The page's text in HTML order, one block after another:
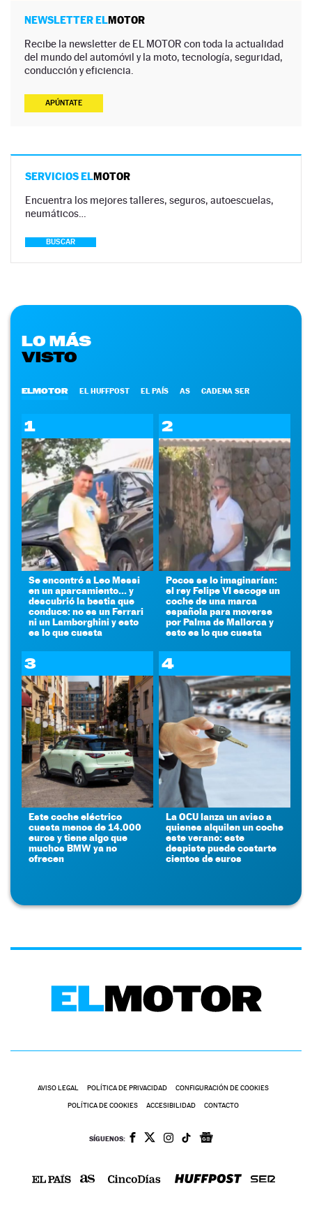
NEWSLETTER ELMOTOR
Recibe la newsletter de EL MOTOR con toda la actualidad
del mundo del automóvil y la moto, tecnología, seguridad,
conducción y eficiencia.
APÚNTATE
SERVICIOS ELMOTOR
Encuentra los mejores talleres, seguros, autoescuelas,
neumáticos…
BUSCAR
LO MÁS
VISTO
ELMOTOR EL HUFFPOST EL PAÍS AS CADENA SER
1
Se encontró a Leo Messi
en un aparcamiento... y
descubrió la bestia que
conduce: no es un Ferrari
ni un Lamborghini y esto
es lo que cuesta
2
Pocos se lo imaginarían:
el rey Felipe VI escoge un
coche de una marca
española para moverse
por Palma de Mallorca y
esto es lo que cuesta
3
Este coche eléctrico
cuesta menos de 14.000
euros y tiene algo que
muchos BMW ya no
ofrecen
4
La OCU lanza un aviso a
quienes alquilen un coche
este verano: este
despiste puede costarte
cientos de euros
AVISO LEGAL POLÍTICA DE PRIVACIDAD CONFIGURACIÓN DE COOKIES
POLÍTICA DE COOKIES ACCESIBILIDAD CONTACTO
SÍGUENOS: